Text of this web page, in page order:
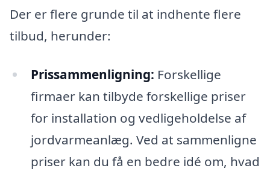
Der er flere grunde til at indhente flere
tilbud, herunder:
Prissammenligning: Forskellige
firmaer kan tilbyde forskellige priser
for installation og vedligeholdelse af
jordvarmeanlæg. Ved at sammenligne
priser kan du få en bedre idé om, hvad